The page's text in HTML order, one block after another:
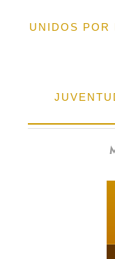
UNIDOS POR